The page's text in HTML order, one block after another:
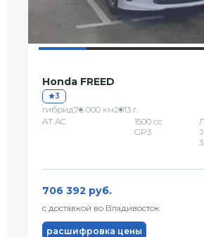
Honda FREED
3
гибрид76 000 км2013 г.
AT AC
1500 сс
GP3
706 392 руб.
с доставкой во Владивосток
расшифровка цены